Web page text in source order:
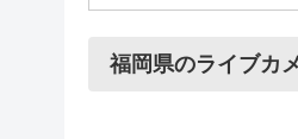
福岡県のライブカ